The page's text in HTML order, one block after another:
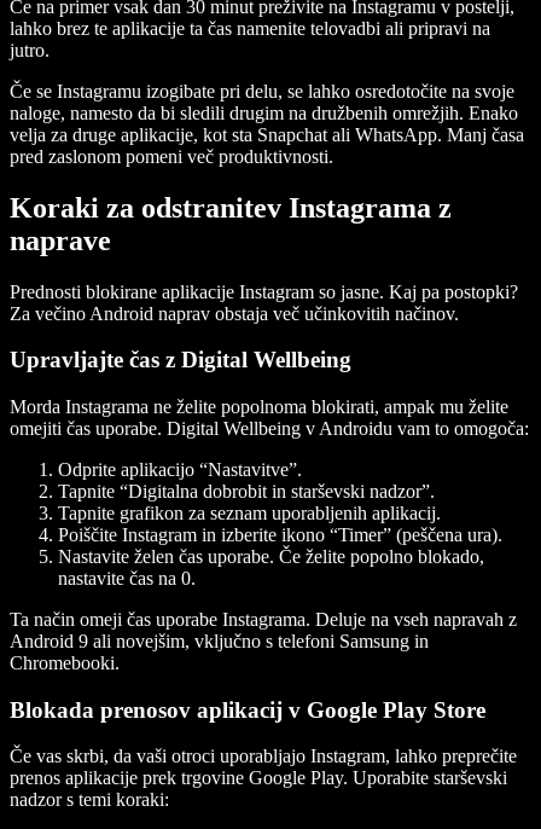
Če na primer vsak dan 30 minut preživite na Instagramu v postelji,
lahko brez te aplikacije ta čas namenite telovadbi ali pripravi na
jutro.
Če se Instagramu izogibate pri delu, se lahko osredotočite na svoje
naloge, namesto da bi sledili drugim na družbenih omrežjih. Enako
velja za druge aplikacije, kot sta Snapchat ali WhatsApp. Manj časa
pred zaslonom pomeni več produktivnosti.
Koraki za odstranitev Instagrama z
naprave
Prednosti blokirane aplikacije Instagram so jasne. Kaj pa postopki?
Za večino Android naprav obstaja več učinkovitih načinov.
Upravljajte čas z Digital Wellbeing
Morda Instagrama ne želite popolnoma blokirati, ampak mu želite
omejiti čas uporabe. Digital Wellbeing v Androidu vam to omogoča:
Odprite aplikacijo “Nastavitve”.
Tapnite “Digitalna dobrobit in starševski nadzor”.
Tapnite grafikon za seznam uporabljenih aplikacij.
Poiščite Instagram in izberite ikono “Timer” (peščena ura).
Nastavite želen čas uporabe. Če želite popolno blokado,
nastavite čas na 0.
Ta način omeji čas uporabe Instagrama. Deluje na vseh napravah z
Android 9 ali novejšim, vključno s telefoni Samsung in
Chromebooki.
Blokada prenosov aplikacij v Google Play Store
Če vas skrbi, da vaši otroci uporabljajo Instagram, lahko preprečite
prenos aplikacije prek trgovine Google Play. Uporabite starševski
nadzor s temi koraki: